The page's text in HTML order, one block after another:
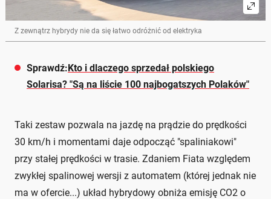
Z zewnątrz hybrydy nie da się łatwo odróżnić od elektryka
Sprawdź:Kto i dlaczego sprzedał polskiego
Solarisa? "Są na liście 100 najbogatszych Polaków"
Taki zestaw pozwala na jazdę na prądzie do prędkości
30 km/h i momentami daje odpocząć "spaliniakowi"
przy stałej prędkości w trasie. Zdaniem Fiata względem
zwykłej spalinowej wersji z automatem (której jednak nie
ma w ofercie...) układ hybrydowy obniża emisję CO2 o